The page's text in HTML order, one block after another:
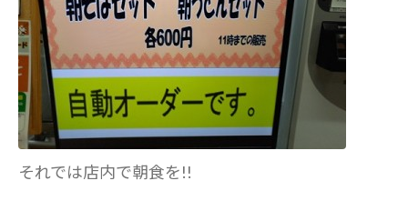
それでは店内で朝食を!!